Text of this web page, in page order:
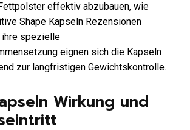
effektiv abzubauen, wie
Shape Kapseln Rezensionen
ihre spezielle
eignen sich die Kapseln
zur langfristigen Gewichtskontrolle.
Wirkung und